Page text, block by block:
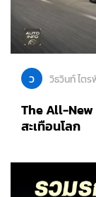
ว วิธวินท์ ไต
The All-
สะเทือนโลก